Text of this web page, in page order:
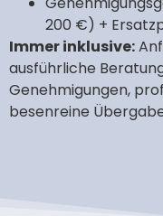
200 €) +
Immer inklusive:
ausführliche
Genehmigungen,
besenreine